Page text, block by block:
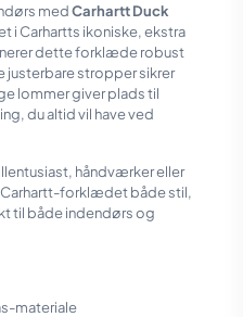
medCarhartt Duck
i Carhartts ikoniske, ekstra
dette forklæde robust
justerbare stropper sikrer
lommer giver plads til
du altid vil have ved
håndværker eller
Carhartt-forklædet både stil,
til både indendørs og
materiale